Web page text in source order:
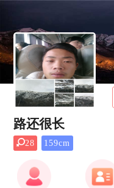
路还很长
28 159cm